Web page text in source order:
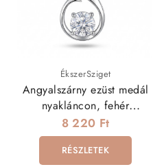
ÉkszerSziget
Angyalszárny ezüst medál
nyakláncon, fehér
cirkóniával
8 220 Ft
RÉSZLETEK